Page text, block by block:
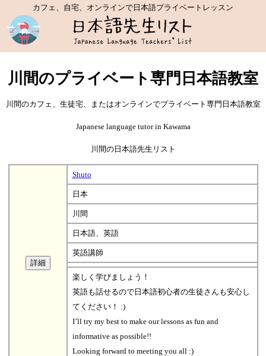
カフェ、自宅、オンラインで日本語プライベートレッスン
川間のプライベート専門日本語教室
川間のカフェ、生徒宅、またはオンラインでプライベート専門日本語教室
Japanese language tutor in Kawama
川間の日本語先生リスト
Shuto
日本
川間
日本語、英語
英語講師
楽しく学びましょう！
英語も話せるので日本語初心者の生徒さんも安心し
てください！ :)
I’ll try my best to make our lessons as fun and
informative as possible!!
Looking forward to meeting you all :)